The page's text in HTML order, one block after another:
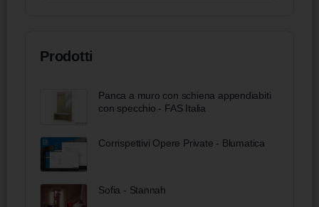
Prodotti
Panca a muro con schiena appendiabiti
con specchio - FAS Italia
Corrispettivi Opere Private - Blumatica
Sofia - Stannah